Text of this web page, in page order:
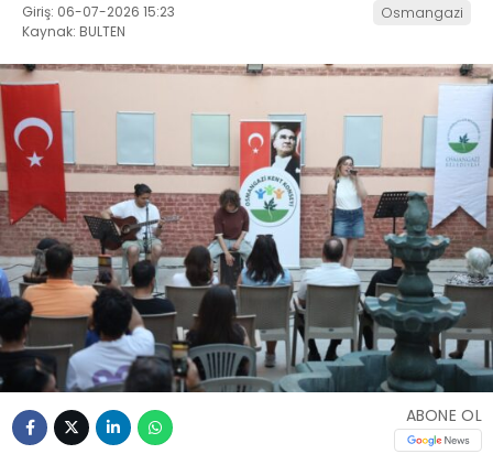
Giriş: 06-07-2026 15:23
Kaynak: BULTEN
Osmangazi
ABONE OL